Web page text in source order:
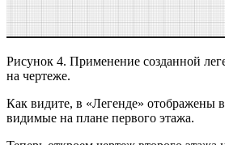
Рисунок 4. Применение созданной
на чертеже.
Как видите, в «Легенде» отображены
видимые на плане первого этажа.